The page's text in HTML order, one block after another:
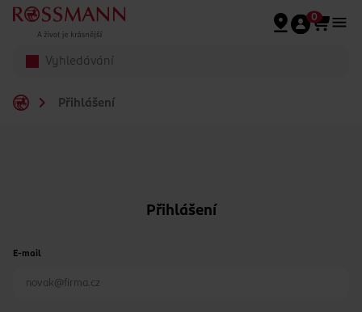
Přeskočit na hlavmní obsah
0
Přihlášení
Přihlášení
E-mail